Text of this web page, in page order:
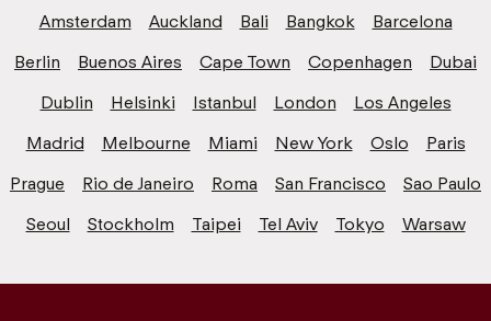
Amsterdam Auckland Bali Bangkok
Barcelona
Berlin
Buenos Aires Cape Town Copenhagen
Dubai
Dublin
Helsinki Istanbul London
Los Angeles
Madrid
Melbourne Miami New York Oslo
Paris
Prague
Rio de Janeiro Roma San Francisco
Sao Paulo
Seoul
Stockholm Taipei Tel Aviv Tokyo Warsaw